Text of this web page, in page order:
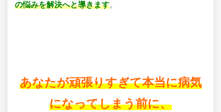
の悩みを解決へと導きます。
あなたが頑張りすぎて本当に病気
になってしまう前に、